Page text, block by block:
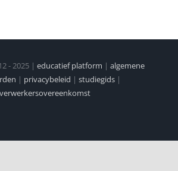
- 2025 | educatief platform | algemene
| privacybeleid | studiegids |
verwerkersovereenkomst